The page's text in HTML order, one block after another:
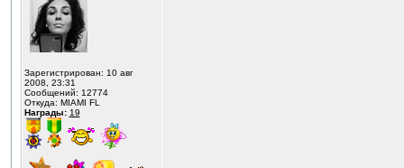
Зарегистрирован: 10 авг
2008, 23:31
Сообщений: 12774
Откуда: MIAMI FL
Награды: 19